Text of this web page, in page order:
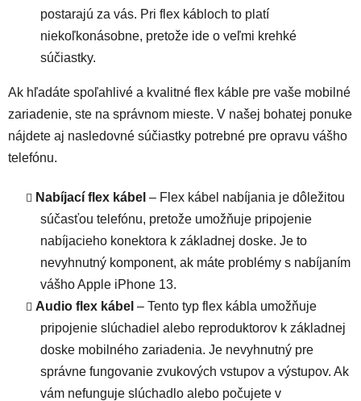
postarajú za vás. Pri flex kábloch to platí
niekoľkonásobne, pretože ide o veľmi krehké
súčiastky.
Ak hľadáte spoľahlivé a kvalitné flex káble pre vaše mobilné
zariadenie, ste na správnom mieste. V našej bohatej ponuke
nájdete aj nasledovné súčiastky potrebné pre opravu vášho
telefónu.
Nabíjací flex kábel – Flex kábel nabíjania je dôležitou
súčasťou telefónu, pretože umožňuje pripojenie
nabíjacieho konektora k základnej doske. Je to
nevyhnutný komponent, ak máte problémy s nabíjaním
vášho Apple iPhone 13.
Audio flex kábel – Tento typ flex kábla umožňuje
pripojenie slúchadiel alebo reproduktorov k základnej
doske mobilného zariadenia. Je nevyhnutný pre
správne fungovanie zvukových vstupov a výstupov. Ak
vám nefunguje slúchadlo alebo počujete v